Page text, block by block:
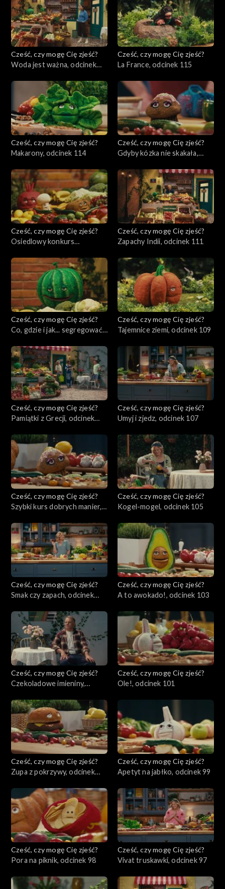
Cześć, czy mogę Cię zjeść?
Woda jest ważna, odcinek
Cześć, czy mogę Cię zjeść?
La France, odcinek 115
Cześć, czy mogę Cię zjeść?
Makarony, odcinek 114
Cześć, czy mogę Cię zjeść?
Gdyby kózka nie skakała,
Cześć, czy mogę Cię zjeść?
Osiedlowy konkurs
Cześć, czy mogę Cię zjeść?
Zapachy Indii, odcinek 111
Cześć, czy mogę Cię zjeść?
Co, gdzie i jak... segregować?,
Cześć, czy mogę Cię zjeść?
Tajemnice ziemi, odcinek 109
Cześć, czy mogę Cię zjeść?
Pamiątki z Grecji, odcinek
Cześć, czy mogę Cię zjeść?
Umyj i zjedz, odcinek 107
Cześć, czy mogę Cię zjeść?
Szybki kurs dobrych manier,
Cześć, czy mogę Cię zjeść?
Kogel-mogel, odcinek 105
Cześć, czy mogę Cię zjeść?
Smak czy zapach, odcinek
Cześć, czy mogę Cię zjeść?
A to awokado!, odcinek 103
Cześć, czy mogę Cię zjeść?
Czekoladowe imieniny,
Cześć, czy mogę Cię zjeść?
Ole!, odcinek 101
Cześć, czy mogę Cię zjeść?
Zupa z pokrzywy, odcinek
Cześć, czy mogę Cię zjeść?
Apetyt na jabłko, odcinek 99
Cześć, czy mogę Cię zjeść?
Pora na piknik, odcinek 98
Cześć, czy mogę Cię zjeść?
Vivat truskawki, odcinek 97